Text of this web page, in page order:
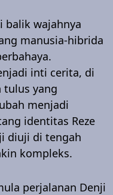
balik wajahnya
manusia-hibrida
inti cerita, di
tulus yang
menjadi
identitas Reze
diuji di tengah
kompleks.
perjalanan Denji